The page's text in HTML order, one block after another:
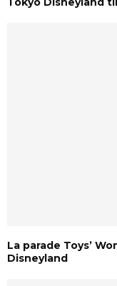
La parade Toys’
Disneyland